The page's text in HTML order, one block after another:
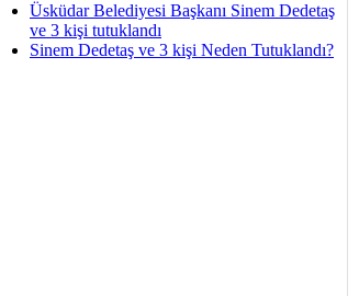
Üsküdar Belediyesi Başkanı Sinem Dedetaş
ve 3 kişi tutuklandı
Sinem Dedetaş ve 3 kişi Neden Tutuklandı?